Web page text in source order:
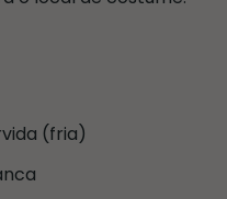
(fria)